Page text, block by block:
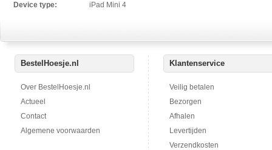
Device type:
iPad Mini 4
BestelHoesje.nl
Over BestelHoesje.nl
Actueel
Contact
Algemene voorwaarden
Klantenservice
Veilig betalen
Bezorgen
Afhalen
Levertijden
Verzendkosten